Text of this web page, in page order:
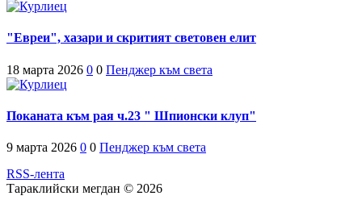
"Евреи", хазари и скритият световен елит
18 марта 2026 0 0 Пенджер към света
Поканата към рая ч.23 " Шпионски клуп"
9 марта 2026 0 0 Пенджер към света
RSS-лента
Тараклийски мегдан © 2026